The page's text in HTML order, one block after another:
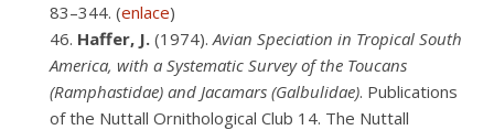
83–344. (enlace)
Haffer, J. (1974).Avian Speciation in Tropical South
America, with a Systematic Survey of the Toucans
(Ramphastidae) and Jacamars (Galbulidae). Publications
of the Nuttall Ornithological Club 14. The Nuttall